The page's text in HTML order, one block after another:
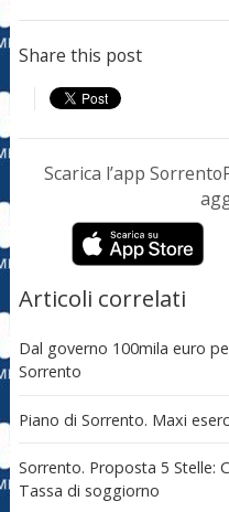
Share this post
Scarica l’app
Articoli correlati
Dal governo 100mila euro
Sorrento
Piano di Sorrento. Maxi
Sorrento. Proposta 5 Stelle:
Tassa di soggiorno